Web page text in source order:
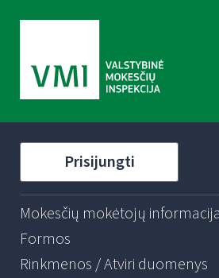
Prisijungti
Mokesčių mokėtojų informacija
Formos
Rinkmenos / Atviri duomenys